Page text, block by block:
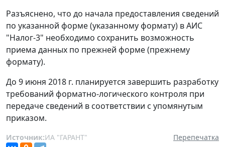
Разъяснено, что до начала предоставления сведений
по указанной форме (указанному формату) в АИС
"Налог-3" необходимо сохранить возможность
приема данных по прежней форме (прежнему
формату).
До 9 июня 2018 г. планируется завершить разработку
требований форматно-логического контроля при
передаче сведений в соответствии с упомянутым
приказом.
Источник:ИА "ГАРАНТ" Перепечатка